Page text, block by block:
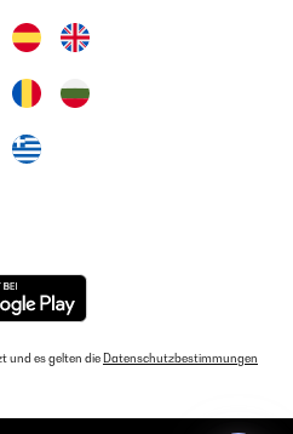
und es gelten die Datenschutzbestimmungen